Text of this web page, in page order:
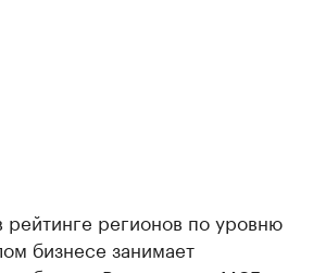
регионов по уровню
бизнесе занимает